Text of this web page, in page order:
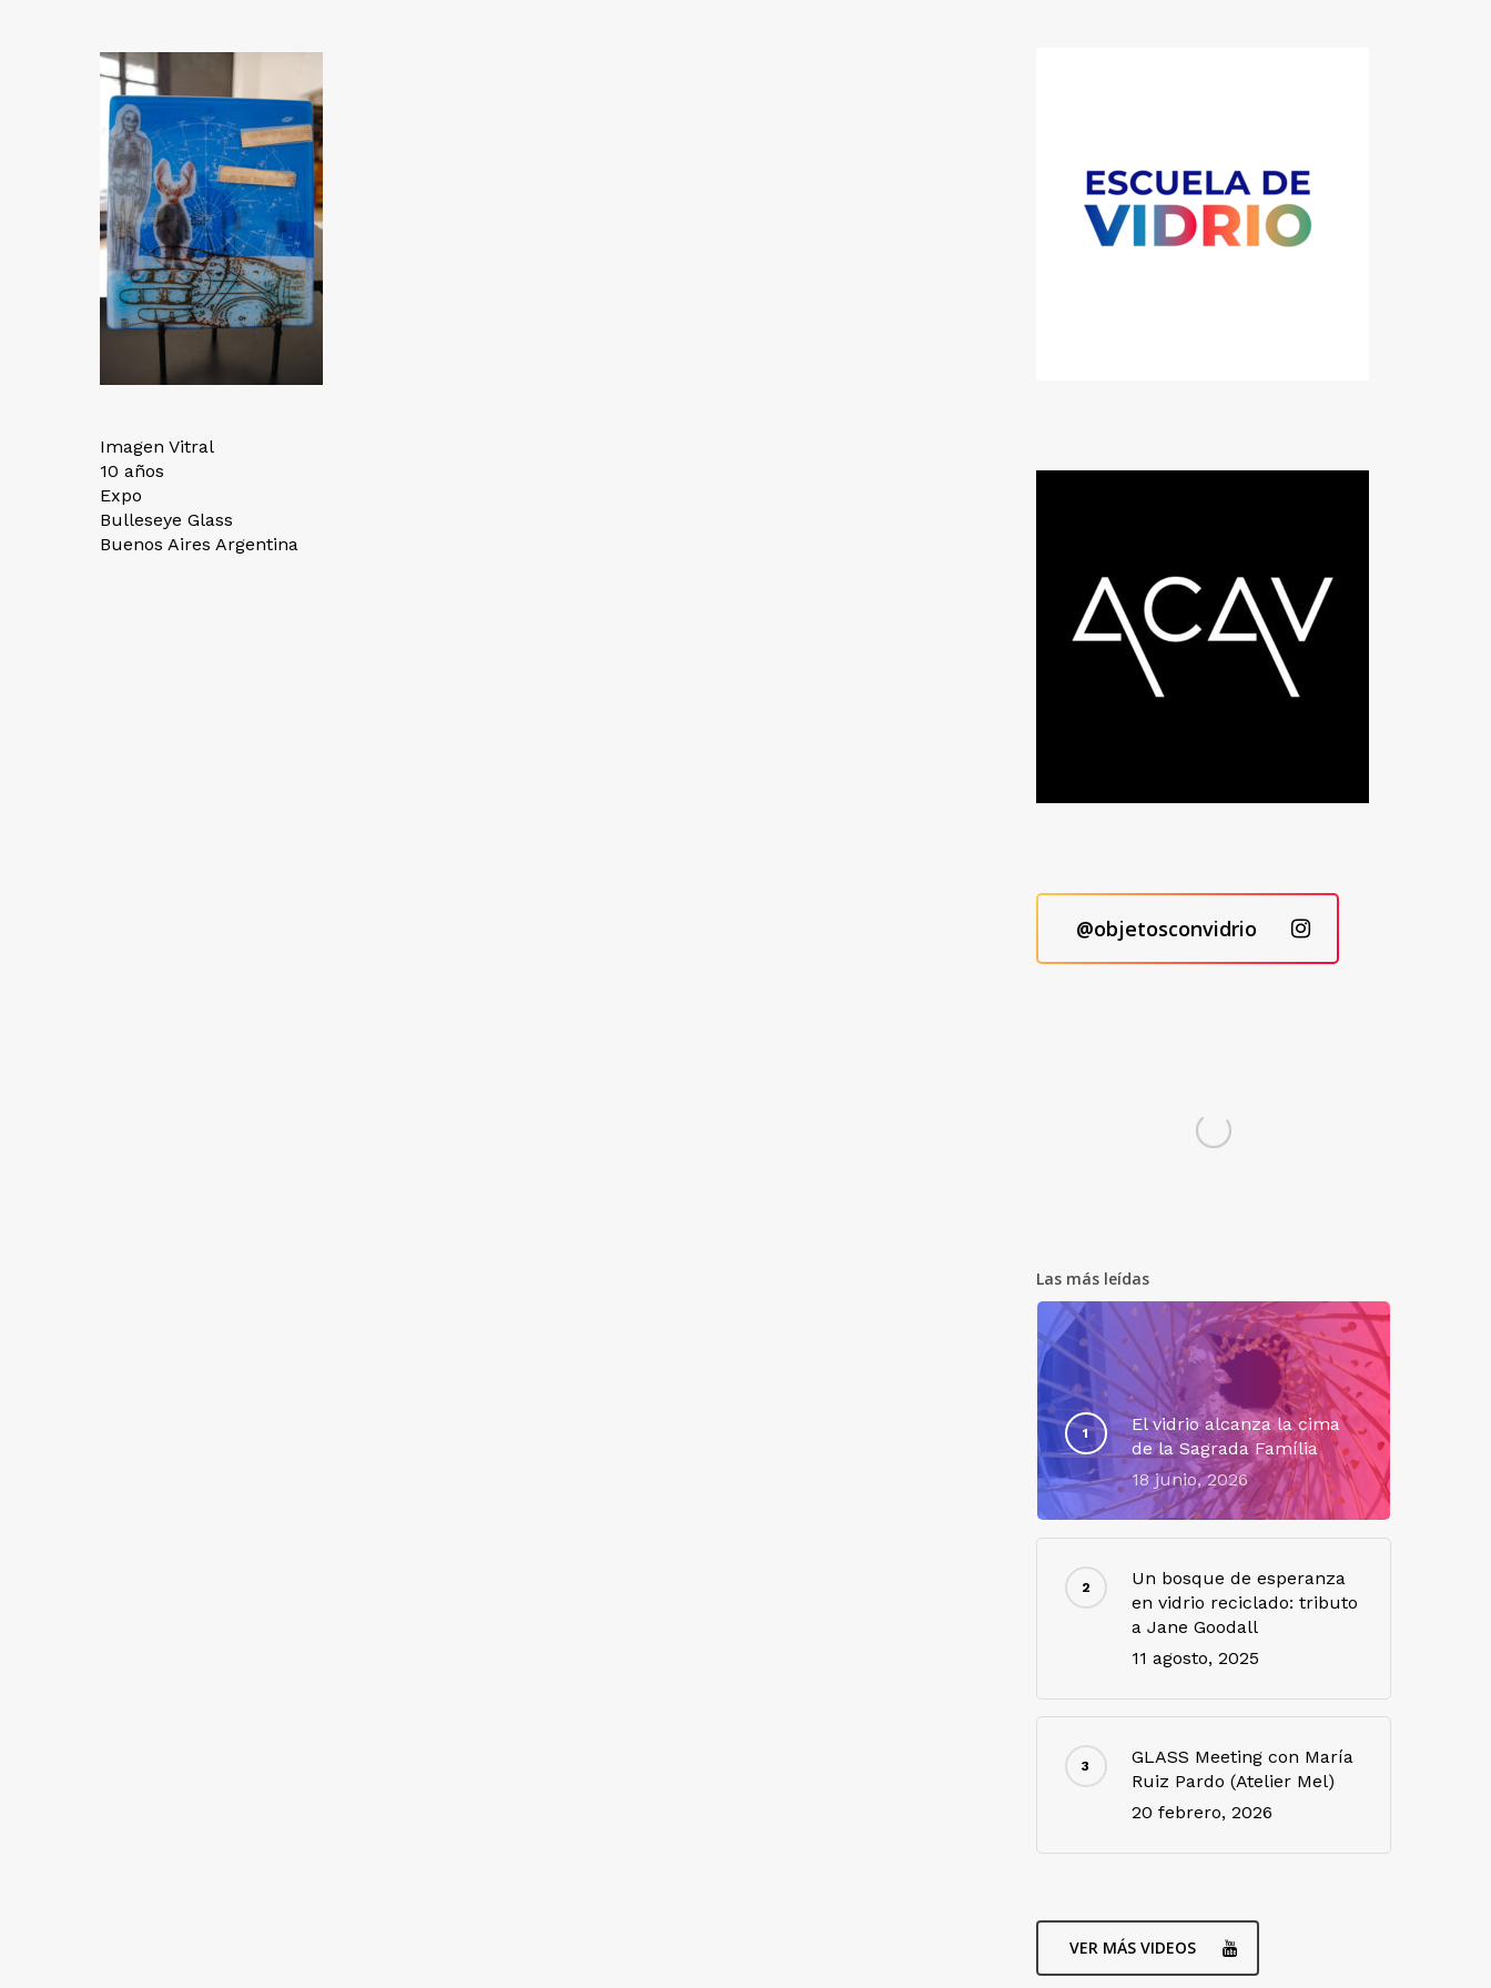
Imagen Vitral
10 años
Expo
Bulleseye Glass
Buenos Aires Argentina
@objetosconvidrio
Las más leídas
El vidrio alcanza la cima
de la Sagrada Família
18 junio, 2026
Un bosque de esperanza
en vidrio reciclado: tributo
a Jane Goodall
11 agosto, 2025
GLASS Meeting con María
Ruiz Pardo (Atelier Mel)
20 febrero, 2026
VER MÁS VIDEOS